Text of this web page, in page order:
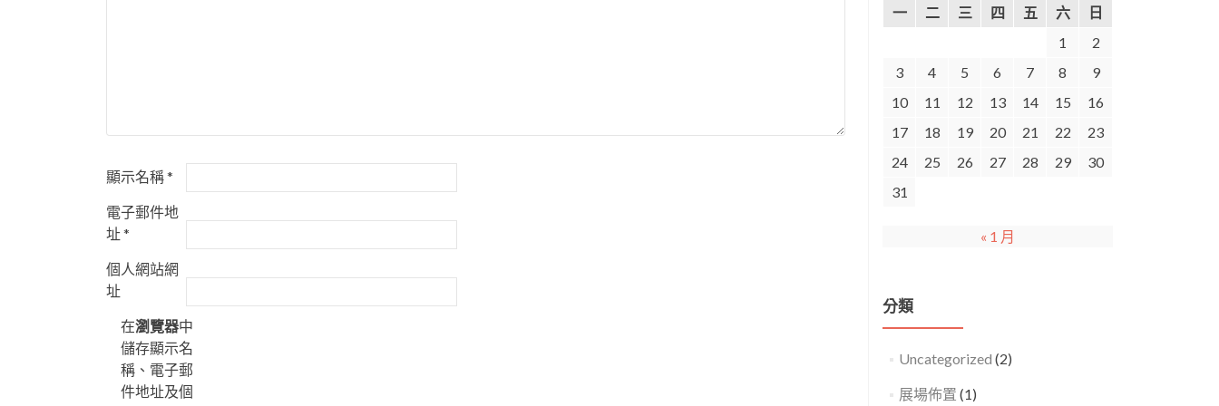
顯示名稱*
電子郵件地
址*
個人網站網
址
在瀏覽器中
儲存顯示名
稱、電子郵
件地址及個
一 二 三 四 五 六
日
1
2
3
4 5 6 7 8
9
10
11 12 13 14 15
16
17
18 19 20 21 22
23
24
25 26 27 28 29
30
31
« 1 月
分類
Uncategorized (2)
展場佈置 (1)